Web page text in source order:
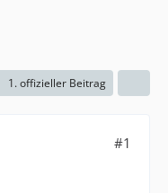
1. offizieller Beitrag
#1